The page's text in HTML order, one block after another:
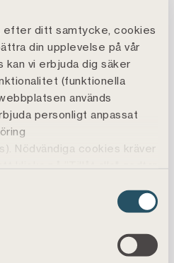
efter ditt samtycke, cookies
din upplevelse på vår
vi erbjuda dig säker
(funktionella
används
personligt anpassat
Nödvändiga cookies kräver
kan även innebära att vi
i föreningen
eller stadgarna
2025..pdf